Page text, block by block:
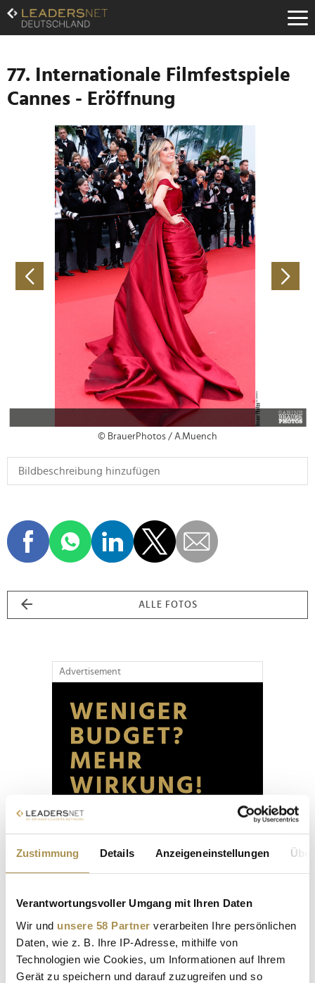
Zustimmung Details Anzeigeneinstellungen
Verantwortungsvoller Umgang mit Ihren Daten
Wir und unsere 58 Partner verarbeiten Ihre persönlichen
Daten, wie z. B. Ihre IP-Adresse, mithilfe von
Technologien wie Cookies, um Informationen auf Ihrem
Gerät zu speichern und darauf zuzugreifen und so
Zum
Inhalt
Zur
Navigation
Zur
Hauptnavigation
77. Internationale Filmfestspiele
Cannes - Eröffnung
© BrauerPhotos / A.Muench
ALLE FOTOS
Advertisement